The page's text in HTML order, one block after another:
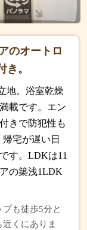
のオートロ
。
地。浴室乾燥
載です。エン
きで防犯性も
宅が遅い日
す。LDKは11
の築浅1LDK
も徒歩5分と
くにありま